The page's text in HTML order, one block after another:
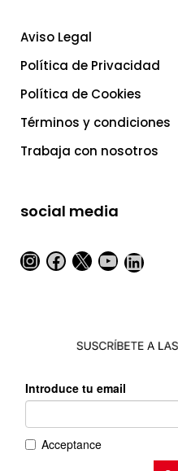
Aviso Legal
Política de Privacidad
Política de Cookies
Términos y condiciones
Trabaja con nosotros
social media
Instagram
Facebook
X YouTube